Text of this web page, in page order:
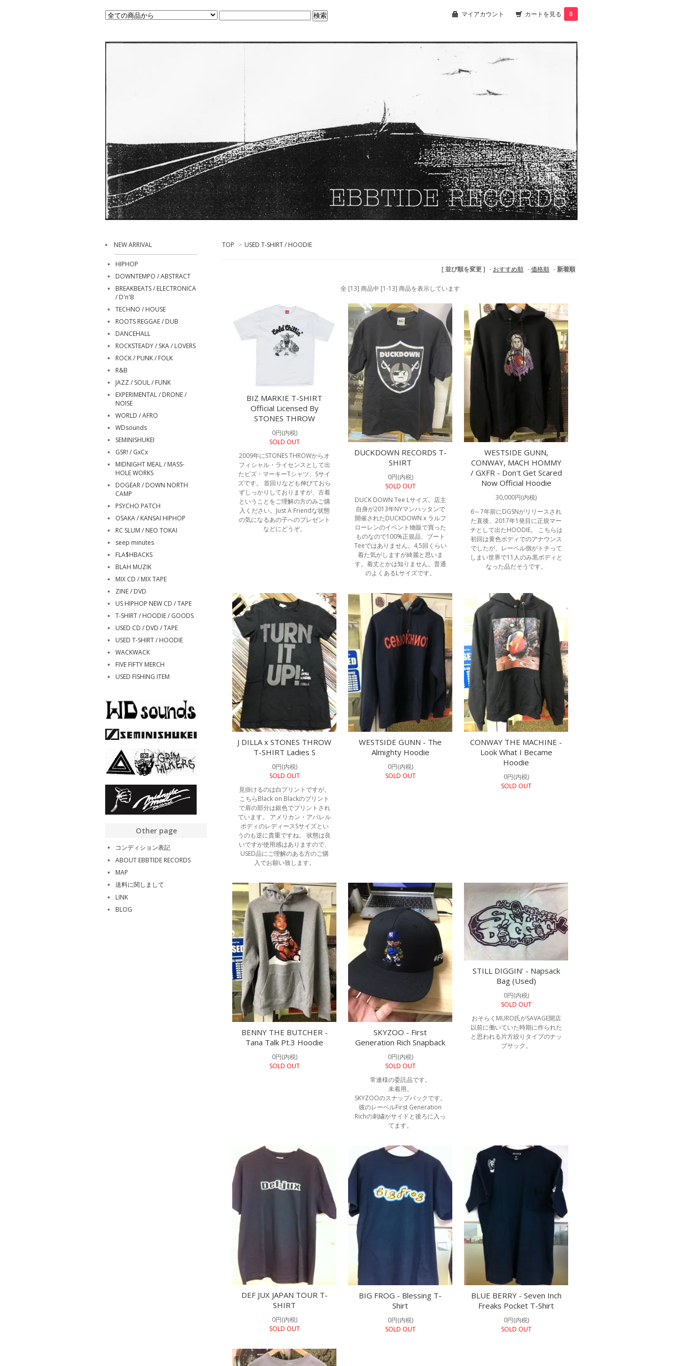
マイアカウント カートを見る 0
TOP > USED T-SHIRT / HOODIE
[ 並び順を変更 ] - おすすめ順 -価格順 -新着順
全 [13] 商品中 [1-13] 商品を表示しています
BIZ MARKIE T-SHIRT
Official Licensed By
STONES THROW
0円(内税)
SOLD OUT
2009年にSTONES THROWからオ
フィシャル・ライセンスとして出
たビズ・マーキーTシャツ、Sサイ
ズです。 首回りなども伸びておら
ずしっかりしておりますが、古着
ということをご理解の方のみご購
入ください。Just A Friendな状態
の気になるあの子へのプレゼント
などにどうぞ。
DUCKDOWN RECORDS T-
SHIRT
0円(内税)
SOLD OUT
DUCK DOWN Tee Lサイズ。店主
自身が2013年NYマンハッタンで
開催されたDUCKDOWN x ラルフ
ローレンのイベント物販で買った
ものなので100%正規品、ブート
Teeではありません。4,5回くらい
着た気がしますが綺麗と思いま
す。着丈とかは知りません。普通
のよくあるLサイズです。
WESTSIDE GUNN,
CONWAY, MACH HOMMY
/ GXFR - Don't Get Scared
Now Official Hoodie
30,000円(内税)
6～7年前にDGSNがリリースされ
た直後、2017年1発目に正規マー
チとして出たHOODIE。 こちらは
初回は黄色ボディでのアナウンス
でしたが、レーベル側がトチって
しまい世界で11人のみ黒ボディと
なった品だそうです。
J DILLA x STONES THROW
T-SHIRT Ladies S
0円(内税)
SOLD OUT
見掛けるのは白プリントですが、
こちらBlack on Blackのプリント
で肩の部分は銀色でプリントされ
ています。 アメリカン・アパレル
ボディのレディースSサイズとい
うのも逆に貴重ですね。 状態は良
いですが使用感はありますので、
USED品にご理解のある方のご購
入でお願い致します。
WESTSIDE GUNN - The
Almighty Hoodie
0円(内税)
SOLD OUT
CONWAY THE MACHINE -
Look What I Became
Hoodie
0円(内税)
SOLD OUT
BENNY THE BUTCHER -
Tana Talk Pt.3 Hoodie
0円(内税)
SOLD OUT
SKYZOO - First
Generation Rich Snapback
0円(内税)
SOLD OUT
常連様の委託品です。
未着用。
SKYZOOのスナップバックです。
彼のレーベルFirst Generation
Richの刺繍がサイドと後ろに入っ
てます。
STILL DIGGIN' - Napsack
Bag (Used)
0円(内税)
SOLD OUT
おそらくMURO氏がSAVAGE開店
以前に働いていた時期に作られた
と思われる片方絞りタイプのナッ
プサック。
DEF JUX JAPAN TOUR T-
SHIRT
0円(内税)
SOLD OUT
BIG FROG - Blessing T-
Shirt
0円(内税)
SOLD OUT
BLUE BERRY - Seven Inch
Freaks Pocket T-Shirt
0円(内税)
SOLD OUT
NEW ARRIVAL
HIPHOP
DOWNTEMPO / ABSTRACT
BREAKBEATS / ELECTRONICA
/ D'n'B
TECHNO / HOUSE
ROOTS REGGAE / DUB
DANCEHALL
ROCKSTEADY / SKA / LOVERS
ROCK / PUNK / FOLK
R&B
JAZZ / SOUL / FUNK
EXPERIMENTAL / DRONE /
NOISE
WORLD / AFRO
WDsounds
SEMINISHUKEI
GSR! / GxCx
MIDNIGHT MEAL / MASS-
HOLE WORKS
DOGEAR / DOWN NORTH
CAMP
PSYCHO PATCH
OSAKA / KANSAI HIPHOP
RC SLUM / NEO TOKAI
seep minutes
FLA$HBACKS
BLAH MUZIK
MIX CD / MIX TAPE
ZINE / DVD
US HIPHOP NEW CD / TAPE
T-SHIRT / HOODIE / GOODS
USED CD / DVD / TAPE
USED T-SHIRT / HOODIE
WACKWACK
FIVE FIFTY MERCH
USED FISHING ITEM
Other page
コンディション表記
ABOUT EBBTIDE RECORDS
MAP
送料に関しまして
LINK
BLOG